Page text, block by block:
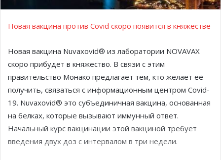
Новая вакцина против Covid скоро появится в княжестве
Новая вакцина Nuvaxovid® из лаборатории NOVAVAX
скоро прибудет в княжество. В связи с этим
правительство Монако предлагает тем, кто желает её
получить, связаться с информационным центром Covid-
19. Nuvaxovid® это субъединичная вакцина, основанная
на белках, которые вызывают иммунный ответ.
Начальный курс вакцинации этой вакциной требует
введения двух доз с интервалом в три недели.